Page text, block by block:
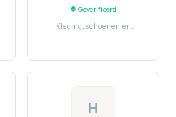
Geverifieerd
Kleding, schoenen en
H